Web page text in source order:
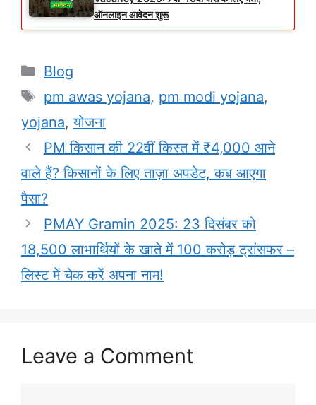
ऑनलाइन आवेदन शुरू
Categories
Blog
Tags
pm awas yojana, pm modi yojana,
yojana,योजना
PM किसान की 22वीं किस्त में ₹4,000 आने
वाले हैं? किसानों के लिए ताज़ा अपडेट, कब आएगा
पैसा?
PMAY Gramin 2025: 23 दिसंबर को
18,500 लाभार्थियों के खाते में 100 करोड़ ट्रांसफर –
लिस्ट में चेक करें अपना नाम!
Leave a Comment